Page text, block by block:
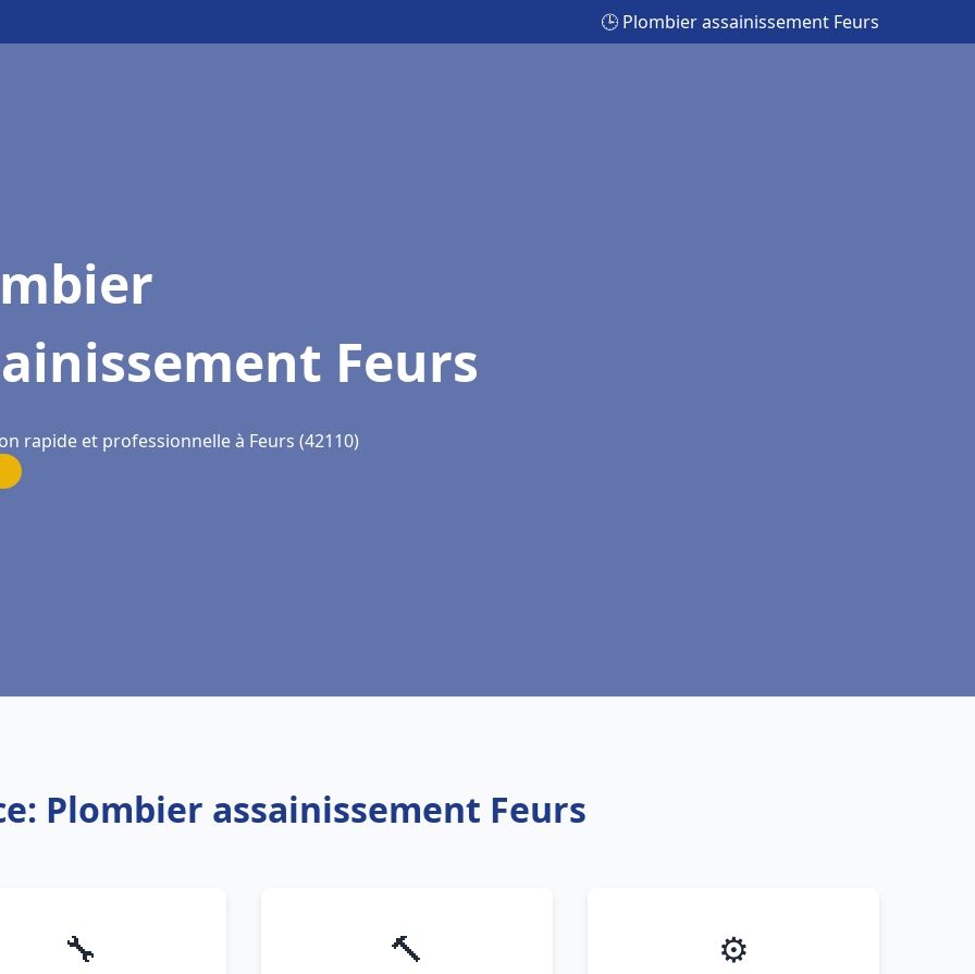
🕒 Plombier assainissement Feurs
Feurs
rapide et professionnelle à Feurs (42110)
Plombier assainissement Feurs
🔧 🔨 ⚙️